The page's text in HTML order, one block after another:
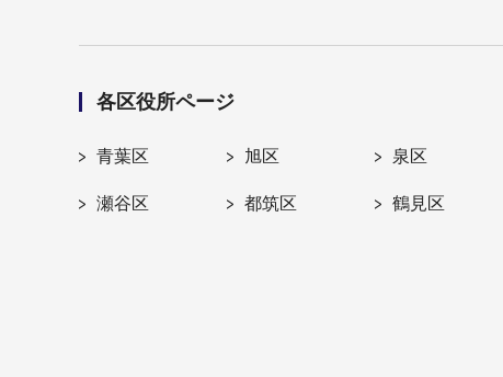
各区役所ページ
青葉区 旭区 泉区
瀬谷区 都筑区 鶴見区